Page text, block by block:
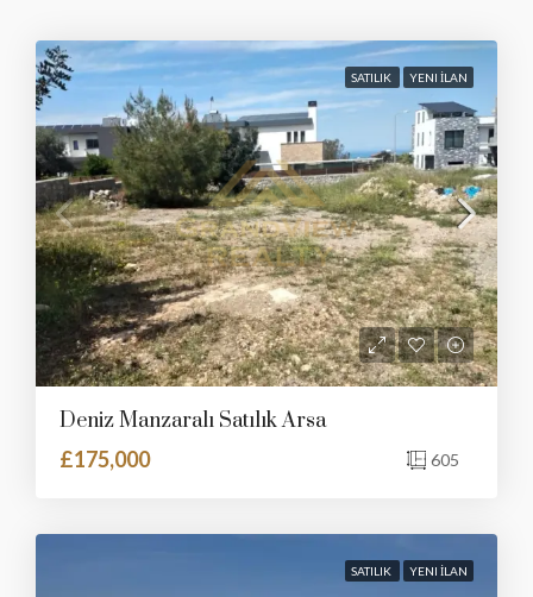
SATILIK YENI İLAN
Deniz Manzaralı Satılık Arsa
£175,000
605
SATILIK YENI İLAN